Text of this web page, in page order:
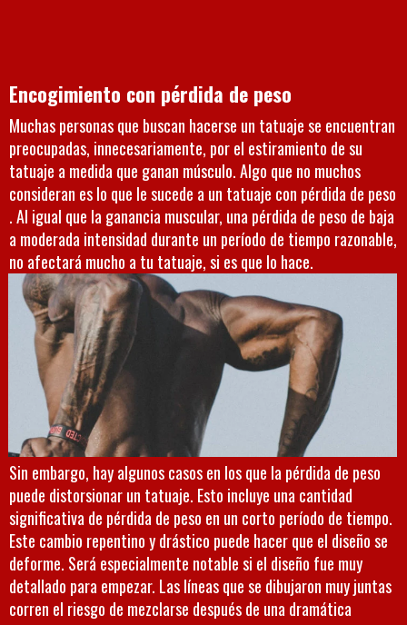
Encogimiento con pérdida de peso
Muchas personas que buscan hacerse un tatuaje se encuentran
preocupadas, innecesariamente, por el estiramiento de su
tatuaje a medida que ganan músculo. Algo que no muchos
consideran es lo que le sucede a un tatuaje con pérdida de peso
. Al igual que la ganancia muscular, una pérdida de peso de baja
a moderada intensidad durante un período de tiempo razonable,
no afectará mucho a tu tatuaje, si es que lo hace.
Sin embargo, hay algunos casos en los que la pérdida de peso
puede distorsionar un tatuaje. Esto incluye una cantidad
significativa de pérdida de peso en un corto período de tiempo.
Este cambio repentino y drástico puede hacer que el diseño se
deforme. Será especialmente notable si el diseño fue muy
detallado para empezar. Las líneas que se dibujaron muy juntas
corren el riesgo de mezclarse después de una dramática